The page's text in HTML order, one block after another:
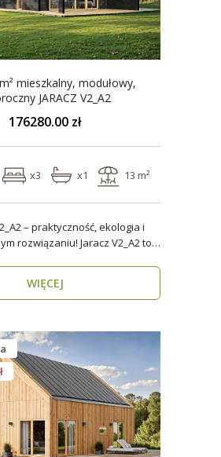
mieszkalny, modułowy,
JARACZ V2_A2
176280.00 zł
x3 x1 13 m²
– praktyczność, ekologia i
Jaracz V2_A2 to
WIĘCEJ